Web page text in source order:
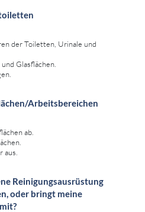
der Toiletten, Urinale und
Glasflächen.
Arbeitsbereichen
ab.
aus.
Reinigungsausrüstung
oder bringt meine